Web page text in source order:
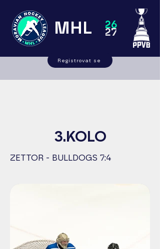
MHL 27
26
Registrovat se
3.KOLO
ZETTOR - BULLDOGS 7:4